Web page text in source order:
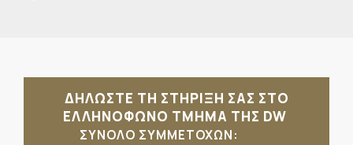
ΔΗΛΩΣΤΕ ΤΗ ΣΤΗΡΙΞΗ ΣΑΣ ΣΤΟ
ΕΛΛΗΝΟΦΩΝΟ ΤΜΗΜΑ ΤΗΣ DW
ΣΥΝΟΛΟ ΣΥΜΜΕΤΟΧΩΝ: